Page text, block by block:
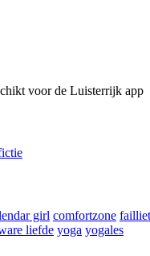
voor de Luisterrijk app
girl comfortzone failliet
liefde yoga yogales